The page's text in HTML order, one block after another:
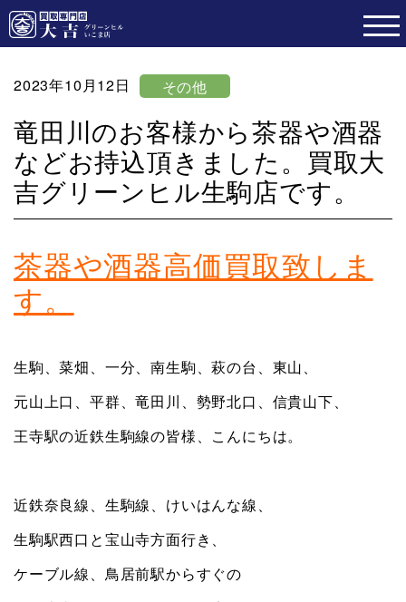
2023年10月12日 その他
竜田川のお客様から茶器や酒器
などお持込頂きました。買取大
吉グリーンヒル生駒店です。
茶器や酒器高価買取致しま
す。
生駒、菜畑、一分、南生駒、萩の台、東山、
元山上口、平群、竜田川、勢野北口、信貴山下、
王寺駅の近鉄生駒線の皆様、こんにちは。
近鉄奈良線、生駒線、けいはんな線、
生駒駅西口と宝山寺方面行き、
ケーブル線、鳥居前駅からすぐの